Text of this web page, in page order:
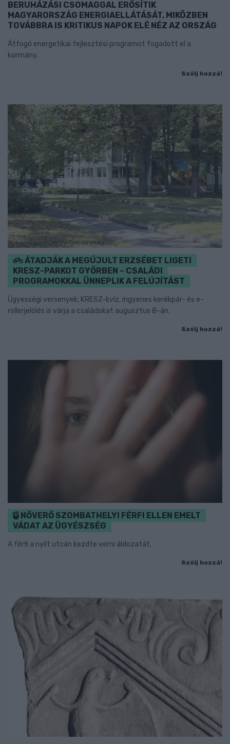
BERUHÁZÁSI CSOMAGGAL ERŐSÍTIK
MAGYARORSZÁG ENERGIAELLÁTÁSÁT, MIKÖZBEN
TOVÁBBRA IS KRITIKUS NAPOK ELÉ NÉZ AZ ORSZÁG
Átfogó energetikai fejlesztési programot fogadott el a
kormány.
Szólj hozzá!
ÁTADJÁK A MEGÚJULT ERZSÉBET LIGETI
KRESZ-PARKOT GYŐRBEN – CSALÁDI
PROGRAMOKKAL ÜNNEPLIK A FELÚJÍTÁST
Ügyességi versenyek, KRESZ-kvíz, ingyenes kerékpár- és e-
rollerjelölés is várja a családokat augusztus 8-án.
Szólj hozzá!
NŐVERŐ SZOMBATHELYI FÉRFI ELLEN EMELT
VÁDAT AZ ÜGYÉSZSÉG
A férfi a nyílt utcán kezdte verni áldozatát.
Szólj hozzá!